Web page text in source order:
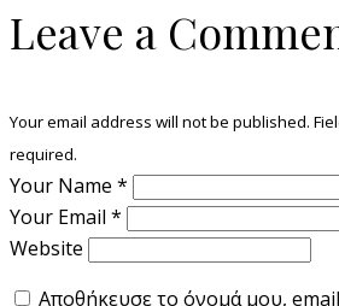
Leave a
Your email address will not be published.
required.
Your Name *
Your Email *
Website
Αποθήκευσε το όνομά μου,